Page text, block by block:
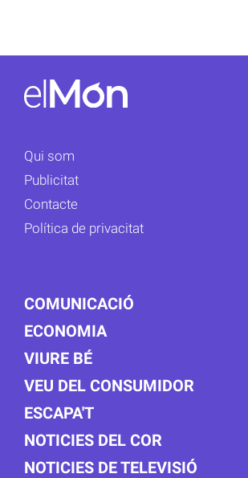
Qui som
Publicitat
Contacte
Política de privacitat
COMUNICACIÓ
ECONOMIA
VIURE BÉ
VEU DEL CONSUMIDOR
ESCAPA'T
NOTICIES DEL COR
NOTICIES DE TELEVISIÓ